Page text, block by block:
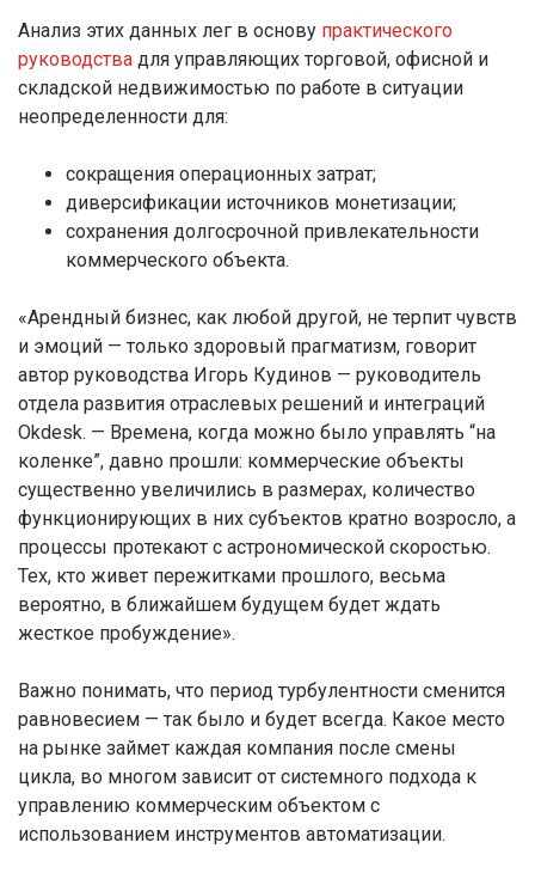
Анализ этих данных лег в основу практического
руководства для управляющих торговой, офисной и
складской недвижимостью по работе в ситуации
неопределенности для:
сокращения операционных затрат;
диверсификации источников монетизации;
сохранения долгосрочной привлекательности
коммерческого объекта.
«Арендный бизнес, как любой другой, не терпит чувств
и эмоций — только здоровый прагматизм, говорит
автор руководства Игорь Кудинов — руководитель
отдела развития отраслевых решений и интеграций
Okdesk. — Времена, когда можно было управлять “на
коленке”, давно прошли: коммерческие объекты
существенно увеличились в размерах, количество
функционирующих в них субъектов кратно возросло, а
процессы протекают с астрономической скоростью.
Тех, кто живет пережитками прошлого, весьма
вероятно, в ближайшем будущем будет ждать
жесткое пробуждение».
Важно понимать, что период турбулентности сменится
равновесием — так было и будет всегда. Какое место
на рынке займет каждая компания после смены
цикла, во многом зависит от системного подхода к
управлению коммерческим объектом с
использованием инструментов автоматизации.